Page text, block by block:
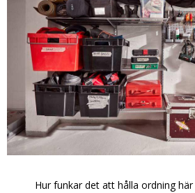
Hur funkar det att hålla ordning